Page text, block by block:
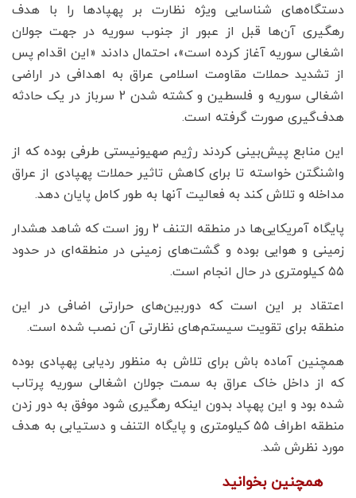
دستگاه‌های شناسایی ویژه نظارت بر پهپادها را با هدف
رهگیری آن‌ها قبل از عبور از جنوب سوریه در جهت جولان
اشغالی سوریه آغاز کرده است»، احتمال دادند «این اقدام پس
از تشدید حملات مقاومت اسلامی عراق به اهدافی در اراضی
اشغالی سوریه و فلسطین و کشته شدن 2 سرباز در یک حادثه
هدف‌گیری صورت گرفته است.
این منابع پیش‌بینی کردند رژیم صهیونیستی طرفی بوده که از
واشنگتن خواسته تا برای کاهش تاثیر حملات پهپادی از عراق
مداخله و تلاش کند به فعالیت آنها به طور کامل پایان دهد.
پایگاه آمریکایی‌ها در منطقه التنف ۲ روز است که شاهد هشدار
زمینی و هوایی بوده و گشت‌های زمینی در منطقه‌ای در حدود
۵۵ کیلومتری در حال انجام است.
اعتقاد بر این است که دوربین‌های حرارتی اضافی در این
منطقه برای تقویت سیستم‌های نظارتی آن نصب شده است.
همچنین آماده باش برای تلاش به منظور ردیابی پهپادی بوده
که از داخل خاک عراق به سمت جولان اشغالی سوریه پرتاب
شده بود و این پهپاد بدون اینکه رهگیری شود موفق به دور زدن
منطقه اطراف ۵۵ کیلومتری و پایگاه التنف و دستیابی به هدف
مورد نظرش شد.
همچنین بخوانید